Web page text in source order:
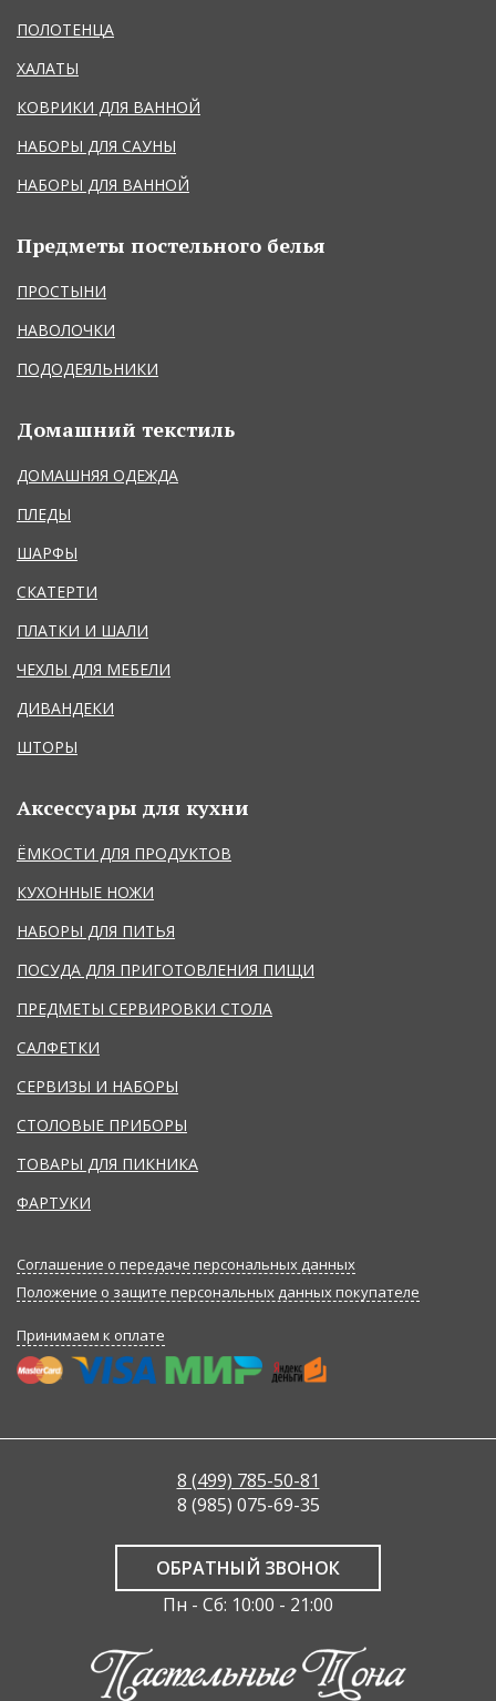
ПОЛОТЕНЦА
ХАЛАТЫ
КОВРИКИ ДЛЯ ВАННОЙ
НАБОРЫ ДЛЯ САУНЫ
НАБОРЫ ДЛЯ ВАННОЙ
Предметы постельного белья
ПРОСТЫНИ
НАВОЛОЧКИ
ПОДОДЕЯЛЬНИКИ
Домашний текстиль
ДОМАШНЯЯ ОДЕЖДА
ПЛЕДЫ
ШАРФЫ
СКАТЕРТИ
ПЛАТКИ И ШАЛИ
ЧЕХЛЫ ДЛЯ МЕБЕЛИ
ДИВАНДЕКИ
ШТОРЫ
Аксессуары для кухни
ЁМКОСТИ ДЛЯ ПРОДУКТОВ
КУХОННЫЕ НОЖИ
НАБОРЫ ДЛЯ ПИТЬЯ
ПОСУДА ДЛЯ ПРИГОТОВЛЕНИЯ ПИЩИ
ПРЕДМЕТЫ СЕРВИРОВКИ СТОЛА
САЛФЕТКИ
СЕРВИЗЫ И НАБОРЫ
СТОЛОВЫЕ ПРИБОРЫ
ТОВАРЫ ДЛЯ ПИКНИКА
ФАРТУКИ
Соглашение о передаче персональных данных
Положение о защите персональных данных покупателе
Принимаем к оплате
8 (499) 785-50-81
8 (985) 075-69-35
ОБРАТНЫЙ ЗВОНОК
Пн - Сб: 10:00 - 21:00